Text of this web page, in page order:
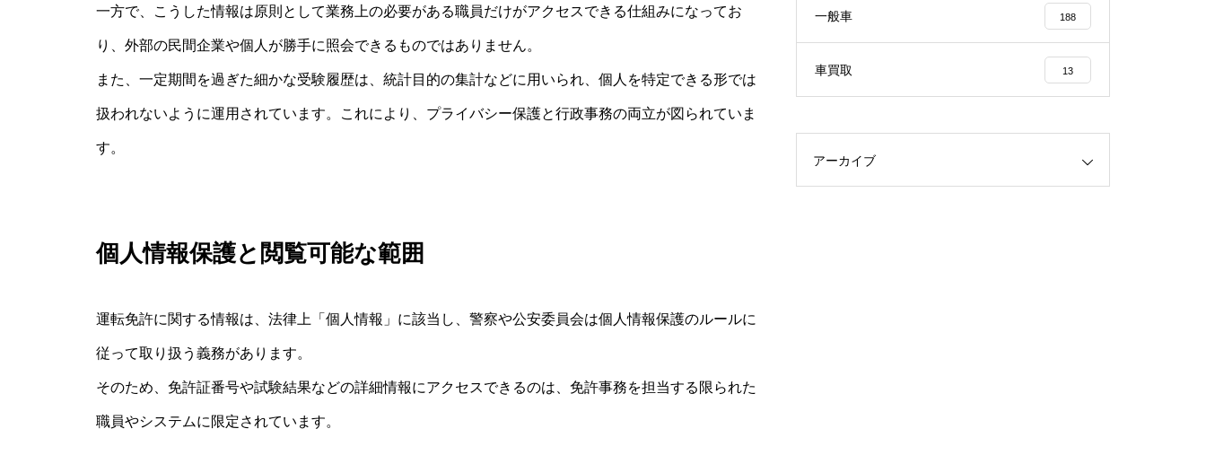
一方で、こうした情報は原則として業務上の必要がある職員だけがアクセスできる仕組みになってお
り、外部の民間企業や個人が勝手に照会できるものではありません。
また、一定期間を過ぎた細かな受験履歴は、統計目的の集計などに用いられ、個人を特定できる形では
扱われないように運用されています。これにより、プライバシー保護と行政事務の両立が図られていま
す。
個人情報保護と閲覧可能な範囲
運転免許に関する情報は、法律上「個人情報」に該当し、警察や公安委員会は個人情報保護のルールに
従って取り扱う義務があります。
そのため、免許証番号や試験結果などの詳細情報にアクセスできるのは、免許事務を担当する限られた
職員やシステムに限定されています。
一般車 188
車買取 13
アーカイブ